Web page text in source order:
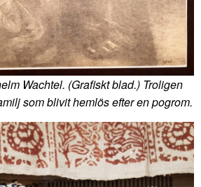
Wachtel. (Grafiskt blad.) Troligen
som blivit hemlös efter en pogrom.